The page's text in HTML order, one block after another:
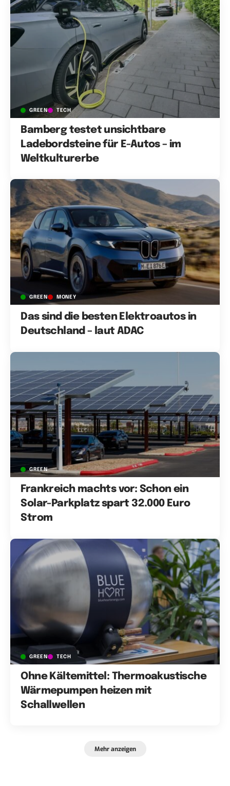
GREEN TECH
Bamberg testet unsichtbare
Ladebordsteine für E-Autos – im
Weltkulturerbe
GREEN MONEY
Das sind die besten Elektroautos in
Deutschland – laut ADAC
GREEN
Frankreich machts vor: Schon ein
Solar-Parkplatz spart 32.000 Euro
Strom
GREEN TECH
Ohne Kältemittel: Thermoakustische
Wärmepumpen heizen mit
Schallwellen
Mehr anzeigen